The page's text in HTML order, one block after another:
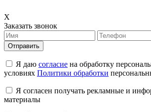
X
Заказать звонок
Отправить
Я даю согласие на обработку
условиях Политики обработки
Я согласен получать рекламные и
материалы